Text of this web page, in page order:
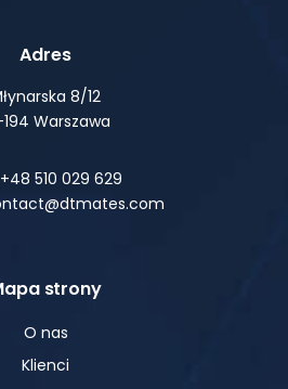
Adres
8/12
194 Warszawa
510 029 629
strony
O nas
Klienci